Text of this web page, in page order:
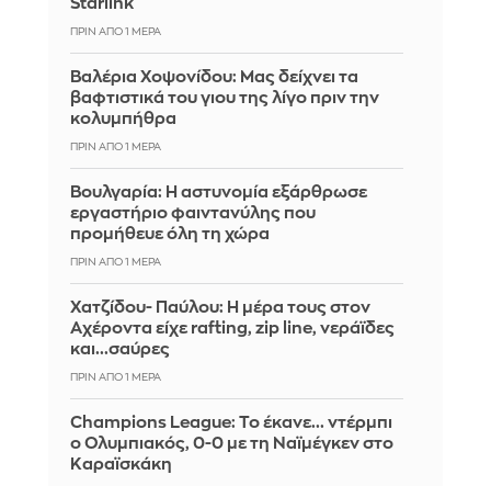
Starlink
ΠΡΙΝ ΑΠΌ 1 ΜΈΡΑ
Βαλέρια Χοψονίδου: Μας δείχνει τα
βαφτιστικά του γιου της λίγο πριν την
κολυμπήθρα
ΠΡΙΝ ΑΠΌ 1 ΜΈΡΑ
Βουλγαρία: Η αστυνομία εξάρθρωσε
εργαστήριο φαιντανύλης που
προμήθευε όλη τη χώρα
ΠΡΙΝ ΑΠΌ 1 ΜΈΡΑ
Χατζίδου- Παύλου: Η μέρα τους στον
Αχέροντα είχε rafting, zip line, νεράϊδες
και...σαύρες
ΠΡΙΝ ΑΠΌ 1 ΜΈΡΑ
Champions League: Το έκανε... ντέρμπι
ο Ολυμπιακός, 0-0 με τη Ναϊμέγκεν στο
Καραϊσκάκη